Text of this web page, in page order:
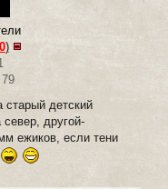
0)
старый детский
другой-
ежиков, если тени